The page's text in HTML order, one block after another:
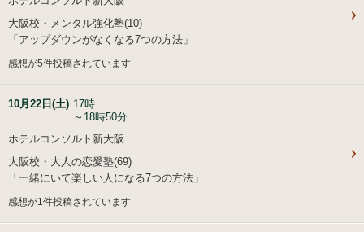
大阪校・メンタル強化塾(10)
「アップダウンがなくなる7つの方法」
感想が5件投稿されています
10月22日(土) 17時
～18時50分
ホテルコンソルト新大阪
大阪校・大人の恋愛塾(69)
「一緒にいて楽しい人になる7つの方法」
感想が1件投稿されています